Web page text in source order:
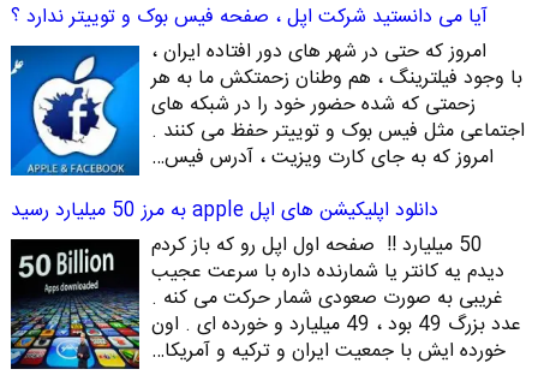
آیا می دانستید شرکت اپل ، صفحه فیس بوک و توییتر ندارد ؟
امروز که حتی در شهر های دور افتاده ایران ،
با وجود فیلترینگ ، هم وطنان زحمتکش ما به هر
زحمتی که شده حضور خود را در شبکه های
اجتماعی مثل فیس بوک و توییتر حفظ می کنند .
امروز که به جای کارت ویزیت ، آدرس فیس…
دانلود اپلیکیشن های اپل apple به مرز 50 میلیارد رسید
50 میلیارد !! صفحه اول اپل رو که باز کردم
دیدم یه کانتر یا شمارنده داره با سرعت عجیب
غریبی به صورت صعودی شمار حرکت می کنه .
عدد بزرگ 49 بود ، 49 میلیارد و خورده ای . اون
خورده ایش با جمعیت ایران و ترکیه و آمریکا…